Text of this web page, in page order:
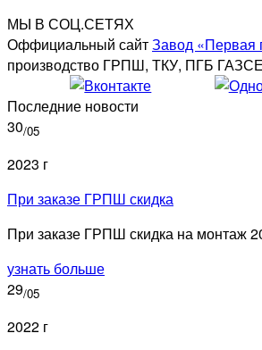
МЫ В СОЦ.СЕТЯХ
Оффициальный сайтЗавод «Первая
производство ГРПШ, ТКУ, ПГБ
Последние новости
30/05
2023 г
При заказе ГРПШ скидка
При заказе ГРПШ скидка на монтаж
узнать больше
29/05
2022 г